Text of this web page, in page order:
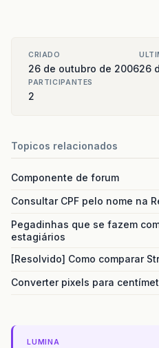
CRIADO
26 de outubro de 200626
PARTICIPANTES
2
Topicos relacionados
Componente de forum
Consultar CPF pelo nome na
Pegadinhas que se fazem
estagiários
[Resolvido] Como comparar
Converter pixels para
LUMINA